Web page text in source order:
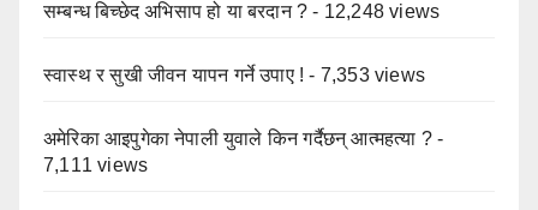
सम्बन्ध बिच्छेद अभिसाप हो या बरदान ? - 12,248 views
स्वास्थ र सुखी जीवन यापन गर्ने उपाए ! - 7,353 views
अमेरिका आइपुगेका नेपाली युवाले किन गर्दैछन् आत्महत्या ? -
7,111 views